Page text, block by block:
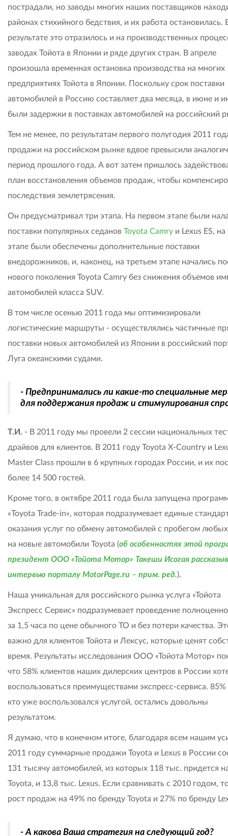
пострадали, но заводы многих наших поставщиков
районах стихийного бедствия, и их работа остановилась.
результате это отразилось и на производственных
заводах Тойота в Японии и ряде других стран. В апреле
произошла временная остановка производства на многих
предприятиях Тойота в Японии. Поскольку срок поставки
автомобилей в Россию составляет два месяца, в июне и
были задержки в поставках автомобилей на российский
Тем не менее, по результатам первого полугодия 2011
продажи на российском рынке вдвое превысили
период прошлого года. А вот затем пришлось
план восстановления объемов продаж, чтобы
последствия землетрясения.
Он предусматривал три этапа. На первом этапе были
поставки популярных седанов Toyota Camry и Lexus ES,
этапе были обеспечены дополнительные поставки
внедорожников, и, наконец, на третьем этапе начались
нового поколения Toyota Camry без снижения объемов
автомобилей класса SUV.
В том числе осенью 2011 года мы оптимизировали
логистические маршруты - осуществлялись частичные
поставки новых автомобилей из Японии в российский
Луга океанскими судами.
- Предпринимались ли какие-то специальные
для поддержания продаж и стимулирования
Т.И. - В 2011 году мы провели 2 сессии национальных
драйвов для клиентов. В 2011 году Toyota X-Country и
Master Class прошли в 6 крупных городах России, и их
более 14 500 гостей.
Кроме того, в октябре 2011 года была запущена
«Toyota Trade-in», которая подразумевает единые
оказания услуг по обмену автомобилей с пробегом
на новые автомобили Toyota (об особенностях этой
президент ООО «Тойота Мотор» Такеши Исогая
интервью порталу MotorPage.ru – прим. ред.).
Наша уникальная для российского рынка услуга «Тойота
Экспресс Сервис» подразумевает проведение
за 1,5 часа по цене обычного ТО и без потери качества.
важно для клиентов Тойота и Лексус, которые ценят
время. Результаты исследования ООО «Тойота Мотор»
что 58% клиентов наших дилерских центров в России
воспользоваться преимуществами экспресс-сервиса. 85%
кто уже воспользовался услугой, остались довольны
результатом.
Я думаю, что в конечном итоге, благодаря всем нашим
2011 году суммарные продажи Toyota и Lexus в России
131 тысячу автомобилей, из которых 118 тыс. придется
Toyota, и 13,8 тыс. Lexus. Если сравнивать с 2010 годом,
рост продаж на 49% по бренду Toyota и 27% по бренду
- А какова Ваша стратегия на следующий год?